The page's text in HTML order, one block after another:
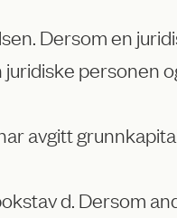
Dersom en
personen
avgitt
d. Dersom